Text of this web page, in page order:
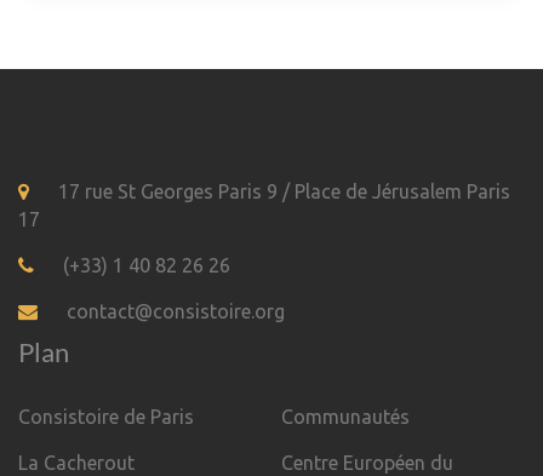
17 rue St Georges Paris 9 / Place de Jérusalem Paris
17
(+33) 1 40 82 26 26
contact@consistoire.org
Plan
Consistoire de Paris
La Cacherout
Communautés
Centre Européen du